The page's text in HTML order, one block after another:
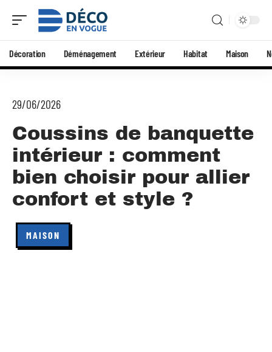
Décoration Déménagement Extérieur Habitat Maison
29/06/2026
Coussins de banquette
intérieur : comment
bien choisir pour allier
confort et style ?
MAISON